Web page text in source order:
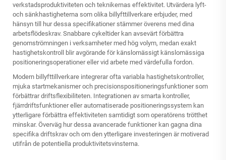
verkstadsproduktiviteten och teknikernas effektivitet. Utvärdera lyft-
och sänkhastigheterna som olika billyfttillverkare erbjuder, med
hänsyn till hur dessa specifikationer stämmer överens med dina
arbetsflödeskrav. Snabbare cykeltider kan avsevärt förbättra
genomströmningen i verksamheter med hög volym, medan exakt
hastighetskontroll blir avgörande för känslomässigt känslomässiga
positioneringsoperationer eller vid arbete med värdefulla fordon.
Modern billyfttillverkare integrerar ofta variabla hastighetskontroller,
mjuka startmekanismer och precisionspositioneringsfunktioner som
förbättrar driftsflexibiliteten. Integrationen av smarta kontroller,
fjärrdriftsfunktioner eller automatiserade positioneringssystem kan
ytterligare förbättra effektiviteten samtidigt som operatörens trötthet
minskar. Överväg hur dessa avancerade funktioner kan gagna dina
specifika driftskrav och om den ytterligare investeringen är motiverad
utifrån de potentiella produktivitetsvinsterna.